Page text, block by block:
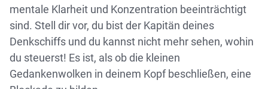
mentale Klarheit und Konzentration beeinträchtigt
sind. Stell dir vor, du bist der Kapitän deines
Denkschiffs und du kannst nicht mehr sehen, wohin
du steuerst! Es ist, als ob die kleinen
Gedankenwolken in deinem Kopf beschließen, eine